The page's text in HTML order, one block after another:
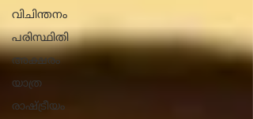
വിചിന്തനം
പരിസ്ഥിതി
അക്ഷരം
യാത്ര
രാഷ്ട്രീയം